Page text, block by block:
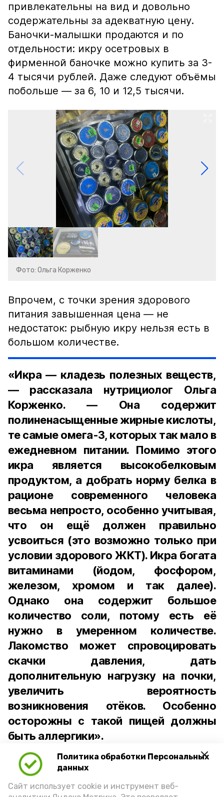
Политика обработки Персональных
данных
Сайт использует cookie и инструмент веб-
привлекательны на вид и довольно
содержательны за адекватную цену.
Баночки-малышки продаются и по
отдельности: икру осетровых в
фирменной баночке можно купить за 3-
4 тысячи рублей. Даже следуют объёмы
побольше — за 6, 10 и 12,5 тысячи.
Фото: Ольга Корженко
Впрочем, с точки зрения здорового
питания завышенная цена — не
недостаток: рыбную икру нельзя есть в
большом количестве.
«Икра — кладезь полезных веществ,
— рассказала нутрициолог Ольга
Корженко. — Она содержит
полиненасыщенные жирные кислоты,
те самые омега-3, которых так мало в
ежедневном питании. Помимо этого
икра является высокобелковым
продуктом, а добрать норму белка в
рационе современного человека
весьма непросто, особенно учитывая,
что он ещё должен правильно
усвоиться (это возможно только при
условии здорового ЖКТ). Икра богата
витаминами (йодом, фосфором,
железом, хромом и так далее).
Однако она содержит большое
количество соли, потому есть её
нужно в умеренном количестве.
Лакомство может спровоцировать
скачки давления, дать
дополнительную нагрузку на почки,
увеличить вероятность
возникновения отёков. Особенно
осторожны с такой пищей должны
быть аллергики».
Для взрослого человека безопасной
порцией икры считается 30-50 граммов
(2-3 ложки). При этом следует обратить